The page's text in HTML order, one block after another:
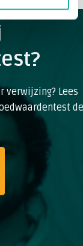
verwijzing? Lees
de